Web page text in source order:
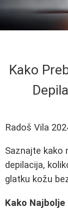
Kako
Radoš Vila
Saznajte kako
depilacija,
glatku kožu
Kako